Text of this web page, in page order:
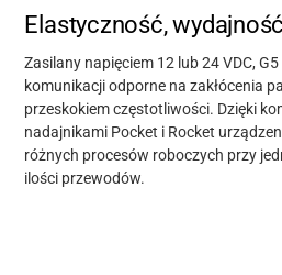
Elastyczność,
Zasilany napięciem 12 lub 24 VDC,
komunikacji odporne na zakłócenia
przeskokiem częstotliwości. Dzięki
nadajnikami Pocket i Rocket
różnych procesów roboczych przy
ilości przewodów.